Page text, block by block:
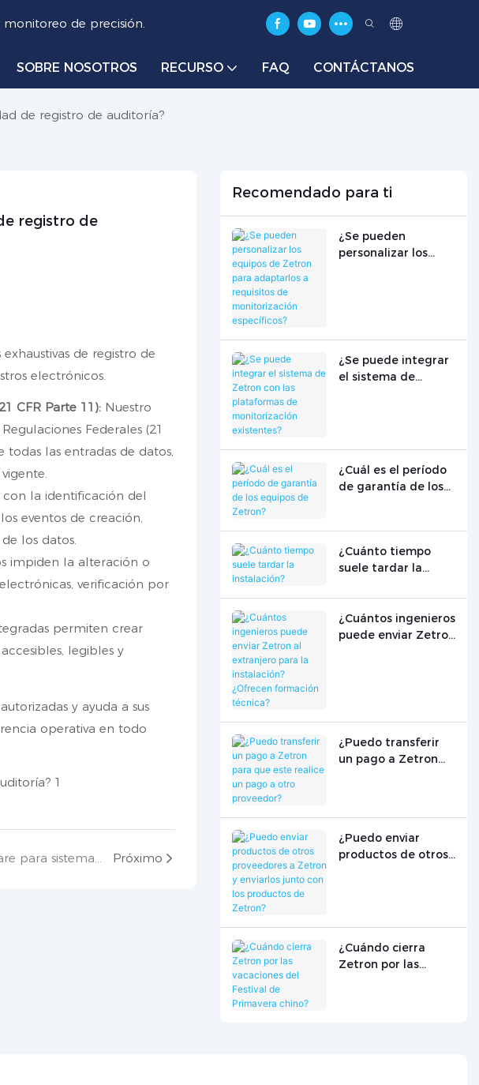
de precisión.
SOBRE NOSOTROS RECURSO FAQ CONTÁCTANOS
de registro de auditoría?
registro de
de registro de
electrónicos.
CFR Parte 11):Nuestro
Federales (21
todas las entradas de datos,
la identificación del
eventos de creación,
los datos.
impiden la alteración o
verificación por
permiten crear
legibles y
y ayuda a sus
operativa en todo
Próximo
Recomendado para ti
¿Se pueden
personalizar los
¿Se puede integrar
el sistema de
¿Cuál es el período
de garantía de los
¿Cuánto tiempo
suele tardar la
¿Cuántos ingenieros
puede enviar Zetron
¿Puedo transferir
un pago a Zetron
¿Puedo enviar
productos de otros
¿Cuándo cierra
Zetron por las